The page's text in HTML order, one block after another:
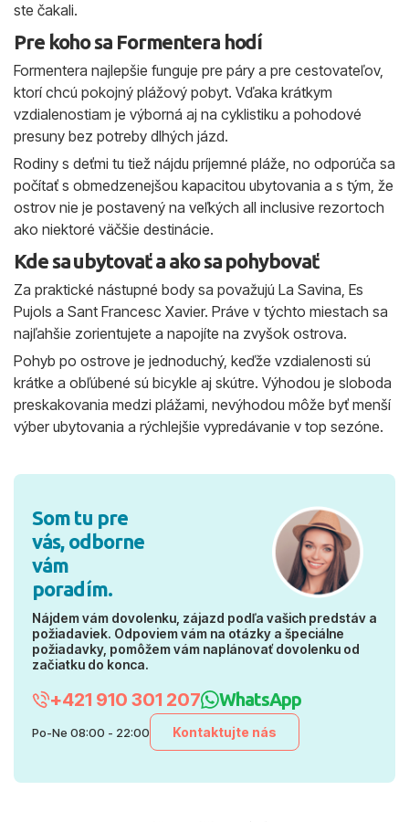
ste čakali.
Pre koho sa Formentera hodí
Formentera najlepšie funguje pre páry a pre cestovateľov,
ktorí chcú pokojný plážový pobyt. Vďaka krátkym
vzdialenostiam je výborná aj na cyklistiku a pohodové
presuny bez potreby dlhých jázd.
Rodiny s deťmi tu tiež nájdu príjemné pláže, no odporúča sa
počítať s obmedzenejšou kapacitou ubytovania a s tým, že
ostrov nie je postavený na veľkých all inclusive rezortoch
ako niektoré väčšie destinácie.
Kde sa ubytovať a ako sa pohybovať
Za praktické nástupné body sa považujú La Savina, Es
Pujols a Sant Francesc Xavier. Práve v týchto miestach sa
najľahšie zorientujete a napojíte na zvyšok ostrova.
Pohyb po ostrove je jednoduchý, keďže vzdialenosti sú
krátke a obľúbené sú bicykle aj skútre. Výhodou je sloboda
preskakovania medzi plážami, nevýhodou môže byť menší
výber ubytovania a rýchlejšie vypredávanie v top sezóne.
Som tu pre
vás, odborne
vám
poradím.
Nájdem vám dovolenku, zájazd podľa vašich predstáv a
požiadaviek. Odpoviem vám na otázky a špeciálne
požiadavky, pomôžem vám naplánovať dovolenku od
začiatku do konca.
+421 910 301 207 WhatsApp
Po-Ne 08:00 - 22:00 Kontaktujte nás